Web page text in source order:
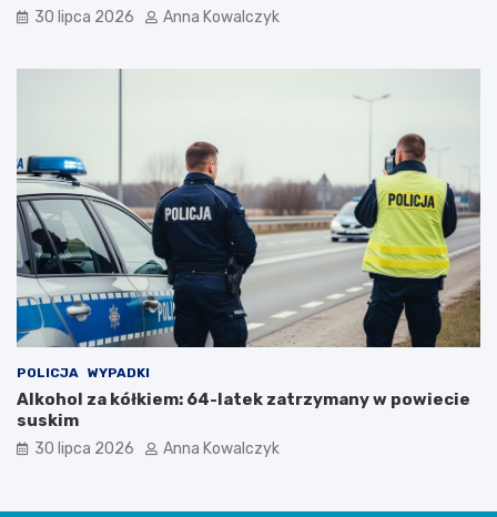
i
30 lipca 2026 Anna Kowalczyk
POLICJA WYPADKI
Alkohol za kółkiem: 64-latek zatrzymany w powiecie
suskim
30 lipca 2026 Anna Kowalczyk